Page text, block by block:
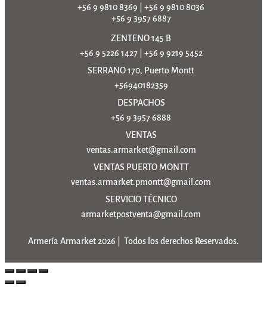
+56 9 9810 8369
+56 9 9810 8036
+56 9 3957 6887
ZENTENO 145 B
+56 9 5226 1427| +56 9 9219 5452
SERRANO 170, Puerto Montt
+56940182359
DESPACHOS
+56 9 3957 6888
VENTAS
ventas.armarket@gmail.com
VENTAS PUERTO MONTT
ventas.armarket.pmontt@gmail.com
SERVICIO TÉCNICO
armarketpostventa@gmail.com
Armería Armarket 2026 | Todos los derechos Reservados.